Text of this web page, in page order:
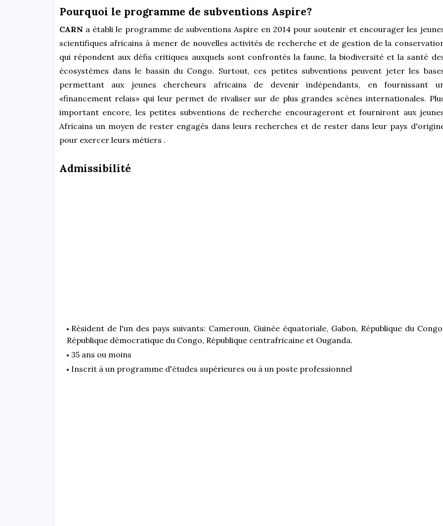
Pourquoi le programme de subventions Aspire?
CARN a établi le programme de subventions Aspire en 2014 pour soutenir et encourager les
scientifiques africains à mener de nouvelles activités de recherche et de gestion de la
qui répondent aux défis critiques auxquels sont confrontés la faune, la biodiversité et la santé
écosystèmes dans le bassin du Congo. Surtout, ces petites subventions peuvent jeter les
permettant aux jeunes chercheurs africains de devenir indépendants, en fournissant
«financement relais» qui leur permet de rivaliser sur de plus grandes scènes internationales.
important encore, les petites subventions de recherche encourageront et fourniront aux
Africains un moyen de rester engagés dans leurs recherches et de rester dans leur pays
pour exercer leurs métiers .
Admissibilité
Résident de l'un des pays suivants: Cameroun, Guinée équatoriale, Gabon, République du
République démocratique du Congo, République centrafricaine et Ouganda.
35 ans ou moins
Inscrit à un programme d'études supérieures ou à un poste professionnel